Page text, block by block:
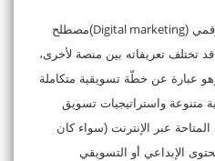
(
Digital marketing)مصطلح
تختلف تعريفاته بين منصة لأخرى،
عبارة عن خطّة تسويقية متكاملة
متنوعة واستراتيجيات تسويق
عبر الإنترنت (سواء كان
الإبداعي أو التسويقي